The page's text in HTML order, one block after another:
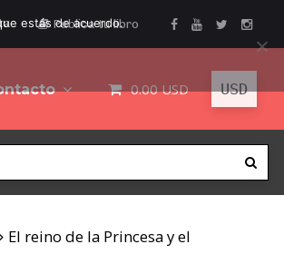
Publica tu libro
0.00USD
El reino de la Princesa y el
estás de acuerdo.